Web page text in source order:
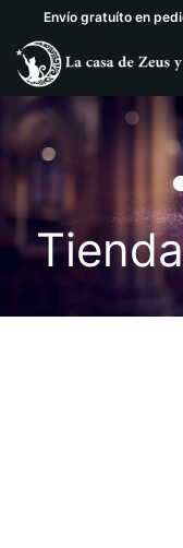
Envío gratuíto en
Tienda